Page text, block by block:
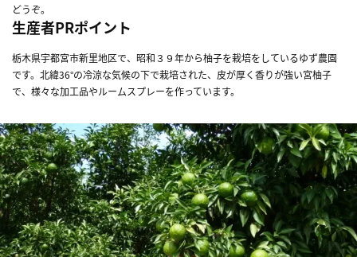
どうぞ。
生産者PRポイント
栃木県宇都宮市新里地区で、昭和３９年から柚子を栽培をしているゆず農園
です。北緯36°の冷涼な気候の下で栽培された、皮が厚く香りが強い宮柚子
で、様々な加工品やルームスプレーを作っています。